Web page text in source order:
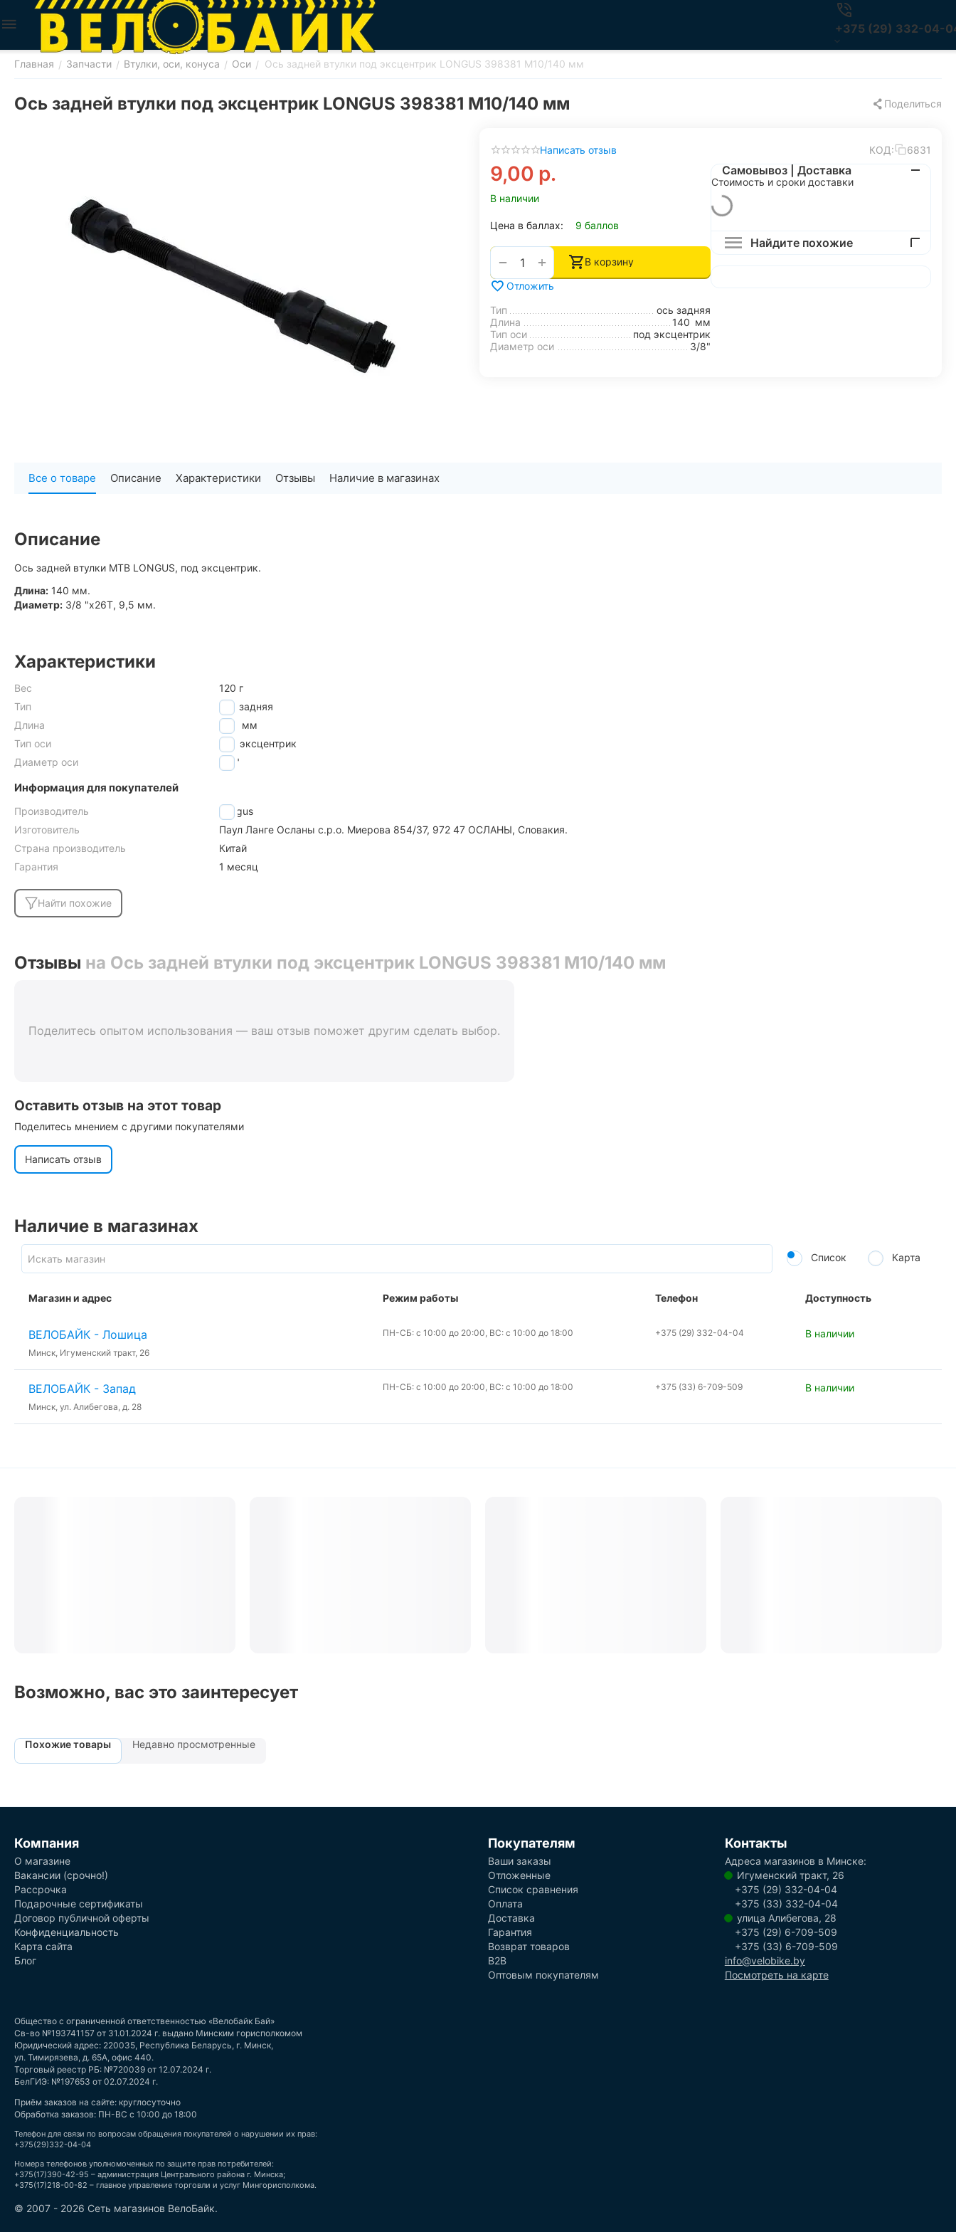
+375 (29) 332-04-
Главная / Запчасти / Втулки, оси, конуса / Оси / Ось задней втулки под эксцентрик LONGUS 398381 М10/140 мм
Ось задней втулки под эксцентрик LONGUS 398381 М10/140 мм Поделиться
Написать отзыв КОД: 6831
9,00 р.
В наличии
Цена в баллах: 9 баллов
+
−
В корзину
Отложить
Тип
ось задняя
Длина
140 мм
Тип оси
под эксцентрик
Диаметр оси
3/8"
Самовывоз | Доставка
Стоимость и сроки доставки
Найдите похожие
Все о товаре Описание Характеристики Отзывы Наличие в магазинах
Описание
Ось задней втулки MTB LONGUS, под эксцентрик.
Длина: 140 мм.
Диаметр: 3/8 "x26T, 9,5 мм.
Характеристики
Вес
120 г
Тип
ось задняя
Длина
140
мм
Тип оси
под эксцентрик
Диаметр оси
3/8"
Информация для покупателей
Производитель
Longus
Изготовитель
Паул Ланге Осланы с.р.о. Миерова 854/37, 972 47 ОСЛАНЫ, Словакия.
Страна производитель
Китай
Гарантия
1 месяц
Найти похожие
Отзывы на Ось задней втулки под эксцентрик LONGUS 398381 М10/140 мм
Поделитесь опытом использования — ваш отзыв поможет другим сделать выбор.
Оставить отзыв на этот товар
Поделитесь мнением с другими покупателями
Написать отзыв
Наличие в магазинах
Список Карта
Магазин и адрес Режим работы Телефон Доступность
ВЕЛОБАЙК - Лошица
Минск, Игуменский тракт, 26
ПН-СБ: с 10:00 до 20:00, ВС: с 10:00 до 18:00 +375 (29) 332-04-04 В наличии
ВЕЛОБАЙК - Запад
Минск, ул. Алибегова, д. 28
ПН-СБ: с 10:00 до 20:00, ВС: с 10:00 до 18:00 +375 (33) 6-709-509 В наличии
Возможно, вас это заинтересует
Похожие товары Недавно просмотренные
Компания
О магазине
Вакансии (срочно!)
Рассрочка
Подарочные сертификаты
Договор публичной оферты
Конфиденциальность
Карта сайта
Блог
Покупателям
Ваши заказы
Отложенные
Список сравнения
Оплата
Доставка
Гарантия
Возврат товаров
B2B
Оптовым покупателям
Контакты
Адреса магазинов в Минске:
Игуменский тракт, 26
+375 (29) 332-04-04
+375 (33) 332-04-04
улица Алибегова, 28
+375 (29) 6-709-509
+375 (33) 6-709-509
info@velobike.by
Посмотреть на карте
Общество с ограниченной ответственностью «Велобайк Бай»
Св-во №193741157 от 31.01.2024 г. выдано Минским горисполкомом
Юридический адрес: 220035, Республика Беларусь, г. Минск,
ул. Тимирязева, д. 65А, офис 440.
Торговый реестр РБ: №720039 от 12.07.2024 г.
БелГИЭ: №197653 от 02.07.2024 г.
Приём заказов на сайте: круглосуточно
Обработка заказов: ПН-ВС с 10:00 до 18:00
Телефон для связи по вопросам обращения покупателей о нарушении их прав:
+375(29)332-04-04
Номера телефонов уполномоченных по защите прав потребителей:
+375(17)390-42-95 – администрация Центрального района г. Минска;
+375(17)218-00-82 – главное управление торговли и услуг Мингорисполкома.
© 2007 - 2026 Сеть магазинов ВелоБайк.